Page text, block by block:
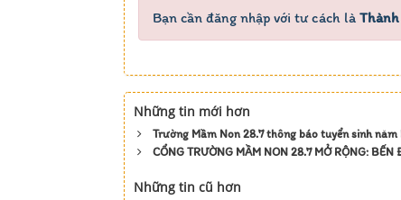
Bạn cần đăng nhập với tư cách là
Những tin mới hơn
Trường Mầm Non 28.7 thông báo tuyển sinh
CỔNG TRƯỜNG MẦM NON 28.7 MỞ RỘNG:
Những tin cũ hơn